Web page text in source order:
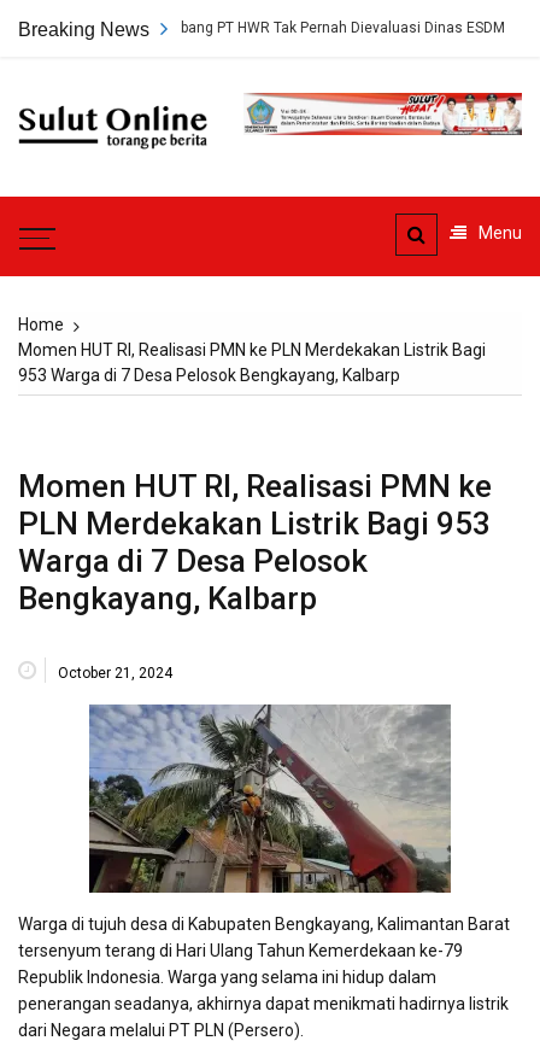
Breaking News
Tambang PT HWR Tak Pernah Dievaluasi Dinas ESDM
Sulut
Menu
Home
Momen HUT RI, Realisasi PMN ke PLN Merdekakan Listrik Bagi
953 Warga di 7 Desa Pelosok Bengkayang, Kalbarp
Momen HUT RI, Realisasi PMN ke
PLN Merdekakan Listrik Bagi 953
Warga di 7 Desa Pelosok
Bengkayang, Kalbarp
October 21, 2024
Warga di tujuh desa di Kabupaten Bengkayang, Kalimantan Barat
tersenyum terang di Hari Ulang Tahun Kemerdekaan ke-79
Republik Indonesia. Warga yang selama ini hidup dalam
penerangan seadanya, akhirnya dapat menikmati hadirnya listrik
dari Negara melalui PT PLN (Persero).